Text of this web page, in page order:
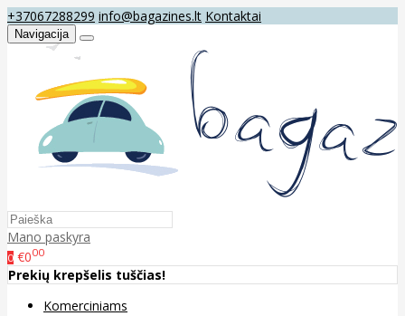
+37067288299 info@bagazines.lt Kontaktai
Navigacija
Mano paskyra
0 €000
Prekių krepšelis tuščias!
Komerciniams